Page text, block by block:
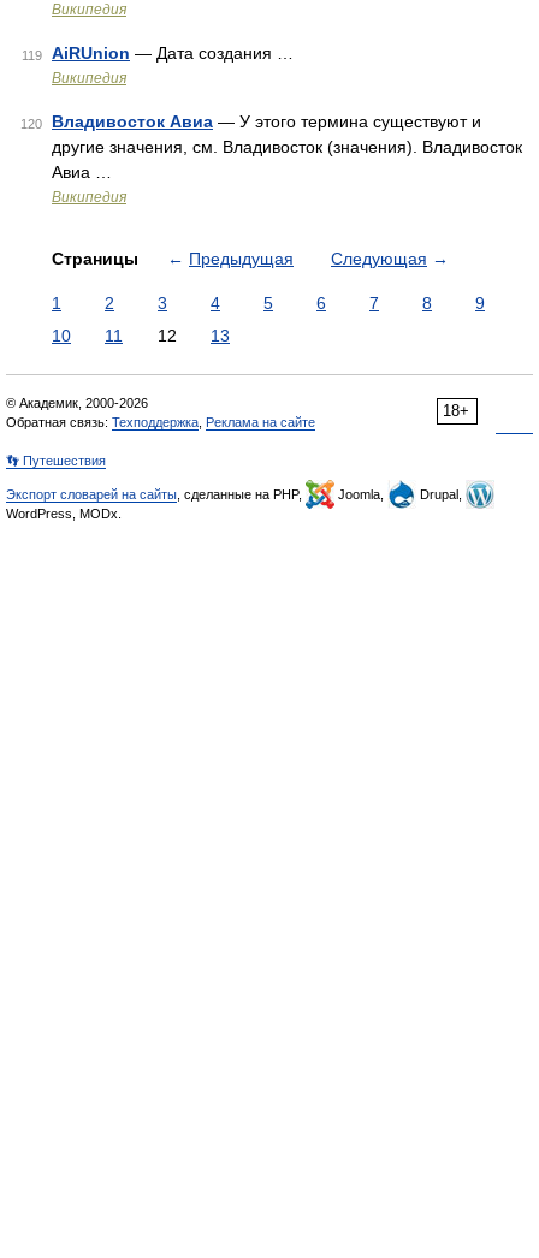
Википедия
119 AiRUnion — Дата создания …
Википедия
120 Владивосток Авиа — У этого термина существуют и
другие значения, см. Владивосток (значения). Владивосток
Авиа …
Википедия
Страницы ← Предыдущая Следующая →
1 2 3 4 5 6 7 8
9
10
11 12 13
18+
© Академик, 2000-2026
Обратная связь: Техподдержка Реклама на сайте
👣 Путешествия
Экспорт словарей на сайты , сделанные на PHP, Joomla,
Drupal,
WordPress, MODx.